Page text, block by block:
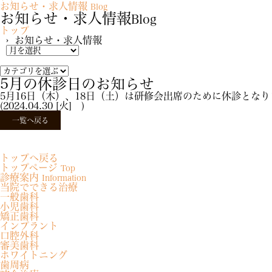
お知らせ・求人情報 Blog
お知らせ・求人情報Blog
トップ
› お知らせ・求人情報
5月の休診日のお知らせ
5月16日（木）、18日（土）は研修会出席のために休診となり
(2024.04.30 [火] )
一覧へ戻る
トップへ戻る
トップページ Top
診療案内 Information
当院でできる治療
一般歯科
小児歯科
矯正歯科
インプラント
口腔外科
審美歯科
ホワイトニング
歯周病